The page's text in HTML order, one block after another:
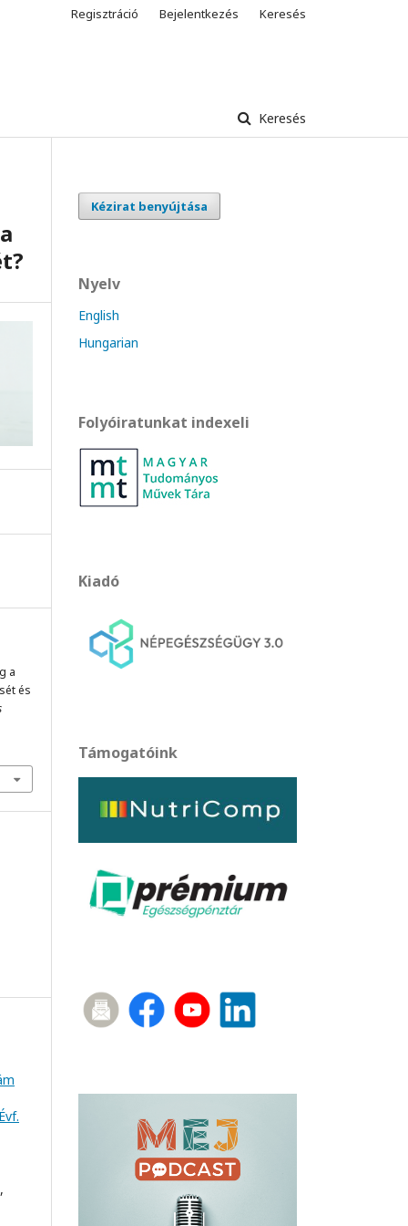
Keresés
Regisztráció Bejelentkezés Keresés
a
és
,
Kézirat benyújtása
Nyelv
English
Hungarian
Folyóiratunkat indexeli
Kiadó
Támogatóink